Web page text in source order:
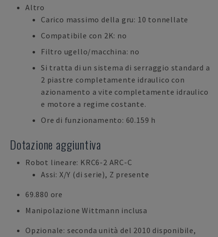
Altro
Carico massimo della gru: 10 tonnellate
Compatibile con 2K: no
Filtro ugello/macchina: no
Si tratta di un sistema di serraggio standard a
2 piastre completamente idraulico con
azionamento a vite completamente idraulico
e motore a regime costante.
Ore di funzionamento: 60.159 h
Dotazione aggiuntiva
Robot lineare: KRC6-2 ARC-C
Assi: X/Y (di serie), Z presente
69.880 ore
Manipolazione Wittmann inclusa
Opzionale: seconda unità del 2010 disponibile,